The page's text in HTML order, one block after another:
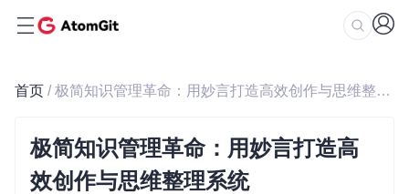
首页 / 极简知识管理革命：用妙言打造高效创作与思维整理系统
极简知识管理革命：用妙言打造高
效创作与思维整理系统